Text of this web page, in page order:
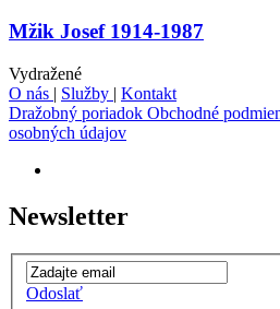
Mžik Josef 1914-1987
Vydražené
O nás | Služby | Kontakt
Dražobný poriadok Obchodné
osobných údajov
Newsletter
Odoslať